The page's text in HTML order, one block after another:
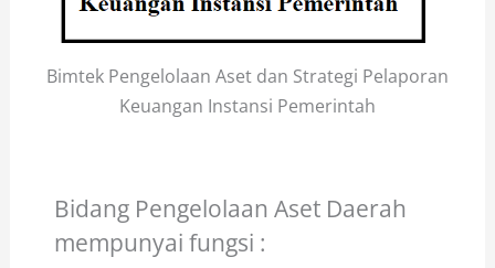
Bimtek Pengelolaan Aset dan Strategi Pelaporan
Keuangan Instansi Pemerintah
Bidang Pengelolaan Aset Daerah
mempunyai fungsi :